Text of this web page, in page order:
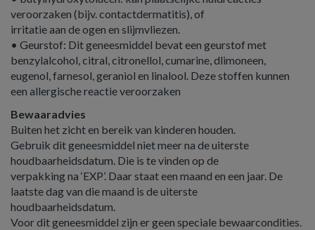
veroorzaken (bijv. contactdermatitis), of
irritatie aan de ogen en slijmvliezen.
• Geurstof: Dit geneesmiddel bevat een geurstof met
benzylalcohol, citral, citronellol, cumarine, dlimoneen,
eugenol, farnesol, geraniol en linalool. Deze stoffen kunnen
een allergische reactie veroorzaken
Bewaaradvies
Buiten het zicht en bereik van kinderen houden.
Gebruik dit geneesmiddel niet meer na de uiterste
houdbaarheidsdatum. Die is te vinden op de
verpakking na ‘EXP’. Daar staat een maand en een jaar. De
laatste dag van die maand is de uiterste
houdbaarheidsdatum.
Voor dit geneesmiddel zijn er geen speciale bewaarcondities.